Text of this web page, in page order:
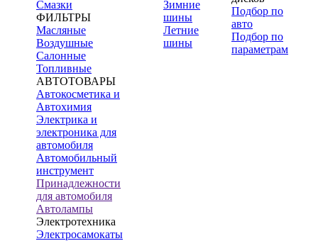
Смазки
ФИЛЬТРЫ
Масляные
Воздушные
Салонные
Топливные
АВТОТОВАРЫ
Автокосметика и
Автохимия
Электрика и
электроника для
автомобиля
Автомобильный
инструмент
Принадлежности
для автомобиля
Автолампы
Электротехника
Электросамокаты
Зимние
шины
Летние
шины
Подбор по
авто
Подбор по
параметрам